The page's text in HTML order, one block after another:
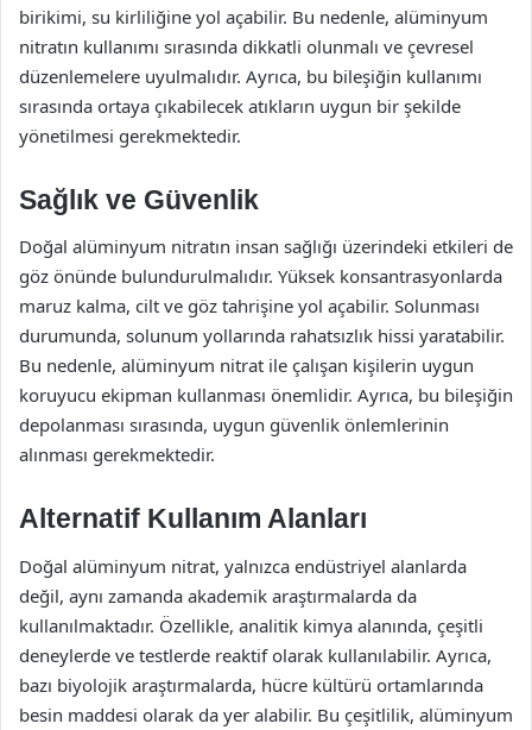
birikimi, su kirliliğine yol açabilir. Bu nedenle, alüminyum
nitratın kullanımı sırasında dikkatli olunmalı ve çevresel
düzenlemelere uyulmalıdır. Ayrıca, bu bileşiğin kullanımı
sırasında ortaya çıkabilecek atıkların uygun bir şekilde
yönetilmesi gerekmektedir.
Sağlık ve Güvenlik
Doğal alüminyum nitratın insan sağlığı üzerindeki etkileri de
göz önünde bulundurulmalıdır. Yüksek konsantrasyonlarda
maruz kalma, cilt ve göz tahrişine yol açabilir. Solunması
durumunda, solunum yollarında rahatsızlık hissi yaratabilir.
Bu nedenle, alüminyum nitrat ile çalışan kişilerin uygun
koruyucu ekipman kullanması önemlidir. Ayrıca, bu bileşiğin
depolanması sırasında, uygun güvenlik önlemlerinin
alınması gerekmektedir.
Alternatif Kullanım Alanları
Doğal alüminyum nitrat, yalnızca endüstriyel alanlarda
değil, aynı zamanda akademik araştırmalarda da
kullanılmaktadır. Özellikle, analitik kimya alanında, çeşitli
deneylerde ve testlerde reaktif olarak kullanılabilir. Ayrıca,
bazı biyolojik araştırmalarda, hücre kültürü ortamlarında
besin maddesi olarak da yer alabilir. Bu çeşitlilik, alüminyum